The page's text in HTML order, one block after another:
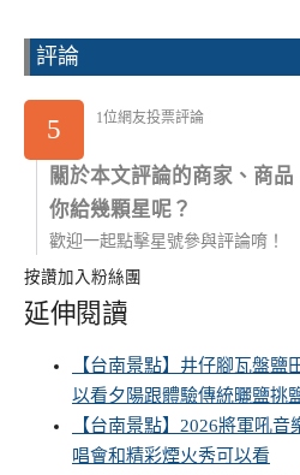
評論
5 1位網友投票評論
關於本文評論的商家、商
你給幾顆星呢？
歡迎一起點擊星號參與評論唷！
按讚加入粉絲團
延伸閱讀
【台南景點】井仔腳瓦盤
以看夕陽跟體驗傳統曬鹽挑
【台南景點】2026將軍吼
唱會和精彩煙火秀可以看